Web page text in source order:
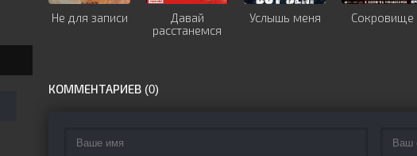
Не для записи
Давай
расстанемся
Услышь меня Сокровище
КОММЕНТАРИЕВ (0)